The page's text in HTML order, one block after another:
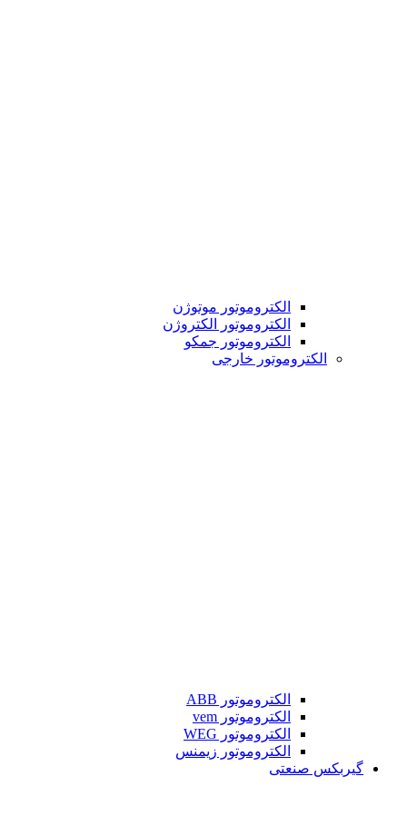
الکتروموتور موتوژن
الکتروموتور الکتروژن
الکتروموتور جمکو
الکتروموتور خارجی
الکتروموتور ABB
الکتروموتور vem
الکتروموتور WEG
الکتروموتور زیمنس
گیربکس صنعتی